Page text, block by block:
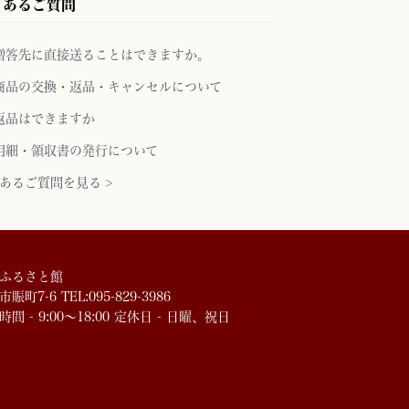
るご質問
答先に直接送ることはできますか。
品の交換・返品・キャンセルについて
品はできますか
細・領収書の発行について
るご質問を見る >
るさと館
賑町7-6 TEL:095-829-3986
間 - 9:00～18:00 定休日 - 日曜、祝日